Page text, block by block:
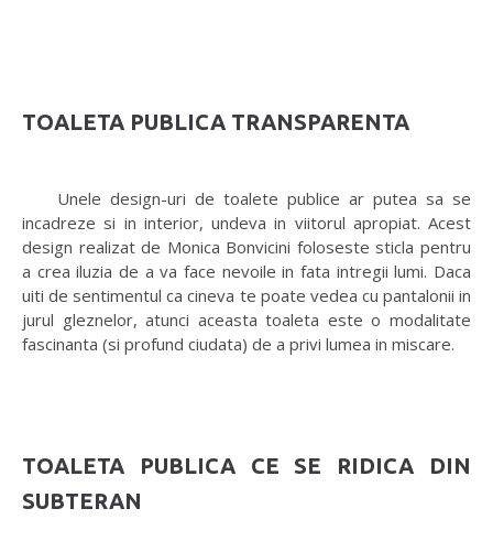
TOALETA PUBLICA TRANSPARENTA
Unele design-uri de toalete publice ar putea sa se
incadreze si in interior, undeva in viitorul apropiat. Acest
design realizat de Monica Bonvicini foloseste sticla pentru
a crea iluzia de a va face nevoile in fata intregii lumi. Daca
uiti de sentimentul ca cineva te poate vedea cu pantalonii in
jurul gleznelor, atunci aceasta toaleta este o modalitate
fascinanta (si profund ciudata) de a privi lumea in miscare.
TOALETA PUBLICA CE SE RIDICA DIN
SUBTERAN